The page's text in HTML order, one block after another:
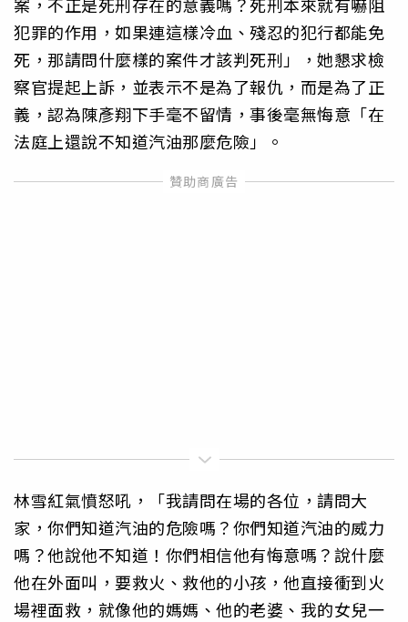
犯罪的作用，如果連這樣冷血、殘忍的犯行都能免
死，那請問什麼樣的案件才該判死刑」，她懇求檢
察官提起上訴，並表示不是為了報仇，而是為了正
義，認為陳彥翔下手毫不留情，事後毫無悔意「在
法庭上還說不知道汽油那麼危險」。
林雪紅氣憤怒吼，「我請問在場的各位，請問大
家，你們知道汽油的危險嗎？你們知道汽油的威力
嗎？他說他不知道！你們相信他有悔意嗎？說什麼
他在外面叫，要救火、救他的小孩，他直接衝到火
場裡面救，就像他的媽媽、他的老婆、我的女兒一